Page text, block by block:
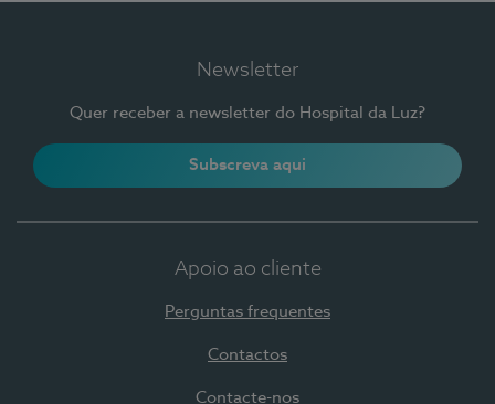
Newsletter
Quer receber a newsletter do Hospital da Luz?
Subscreva aqui
Apoio ao cliente
Perguntas frequentes
Contactos
Contacte-nos